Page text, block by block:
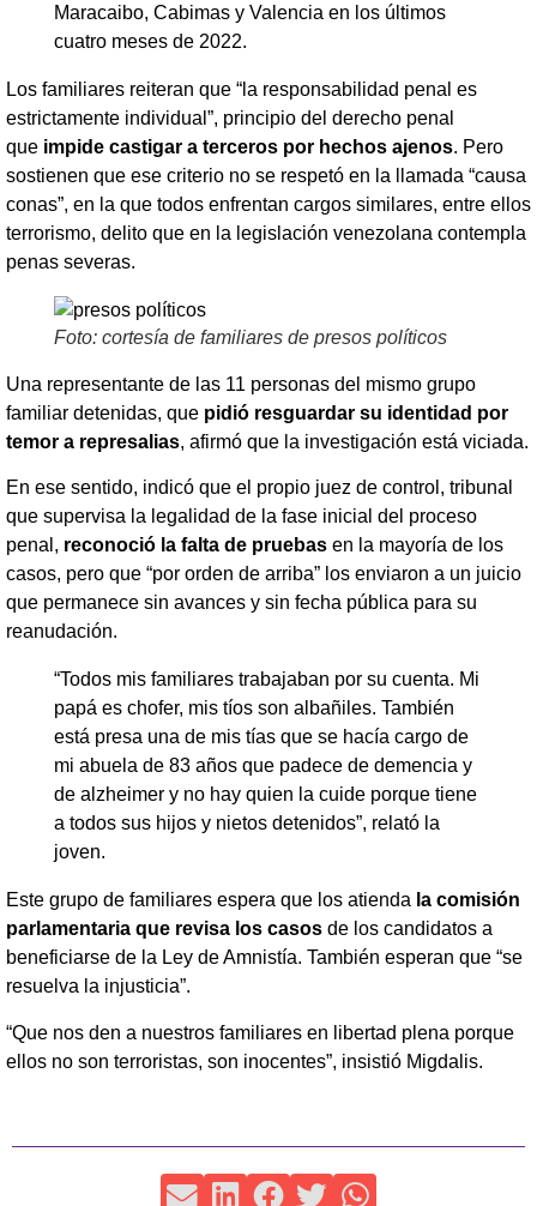
Maracaibo, Cabimas y Valencia en los últimos
cuatro meses de 2022.
Los familiares reiteran que “la responsabilidad penal es
estrictamente individual”, principio del derecho penal
que impide castigar a terceros por hechos ajenos. Pero
sostienen que ese criterio no se respetó en la llamada “causa
conas”, en la que todos enfrentan cargos similares, entre ellos
terrorismo, delito que en la legislación venezolana contempla
penas severas.
Foto: cortesía de familiares de presos políticos
Una representante de las 11 personas del mismo grupo
familiar detenidas, que pidió resguardar su identidad por
temor a represalias, afirmó que la investigación está viciada.
En ese sentido, indicó que el propio juez de control, tribunal
que supervisa la legalidad de la fase inicial del proceso
penal, reconoció la falta de pruebas en la mayoría de los
casos, pero que “por orden de arriba” los enviaron a un juicio
que permanece sin avances y sin fecha pública para su
reanudación.
“Todos mis familiares trabajaban por su cuenta. Mi
papá es chofer, mis tíos son albañiles. También
está presa una de mis tías que se hacía cargo de
mi abuela de 83 años que padece de demencia y
de alzheimer y no hay quien la cuide porque tiene
a todos sus hijos y nietos detenidos”, relató la
joven.
Este grupo de familiares espera que los atienda la comisión
parlamentaria que revisa los casos de los candidatos a
beneficiarse de la Ley de Amnistía. También esperan que “se
resuelva la injusticia”.
“Que nos den a nuestros familiares en libertad plena porque
ellos no son terroristas, son inocentes”, insistió Migdalis.